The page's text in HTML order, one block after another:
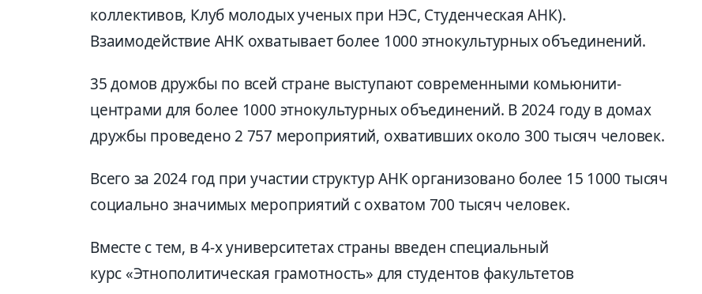
коллективов, Клуб молодых ученых при НЭС, Студенческая АНК).
Взаимодействие АНК охватывает более 1000 этнокультурных объединений.
35 домов дружбы по всей стране выступают современными комьюнити-
центрами для более 1000 этнокультурных объединений. В 2024 году в домах
дружбы проведено 2 757 мероприятий, охвативших около 300 тысяч человек.
Всего за 2024 год при участии структур АНК организовано более 15 1000 тысяч
социально значимых мероприятий с охватом 700 тысяч человек.
Вместе с тем, в 4-х университетах страны введен специальный
курс «Этнополитическая грамотность» для студентов факультетов